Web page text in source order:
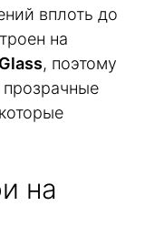
вплоть до
на
, поэтому
на